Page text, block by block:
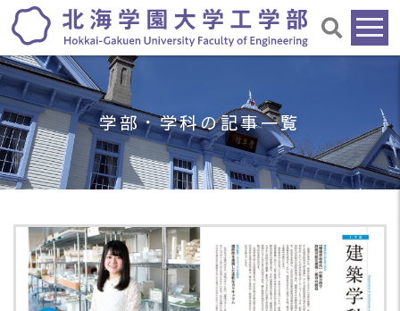
学部・学科の記事一覧